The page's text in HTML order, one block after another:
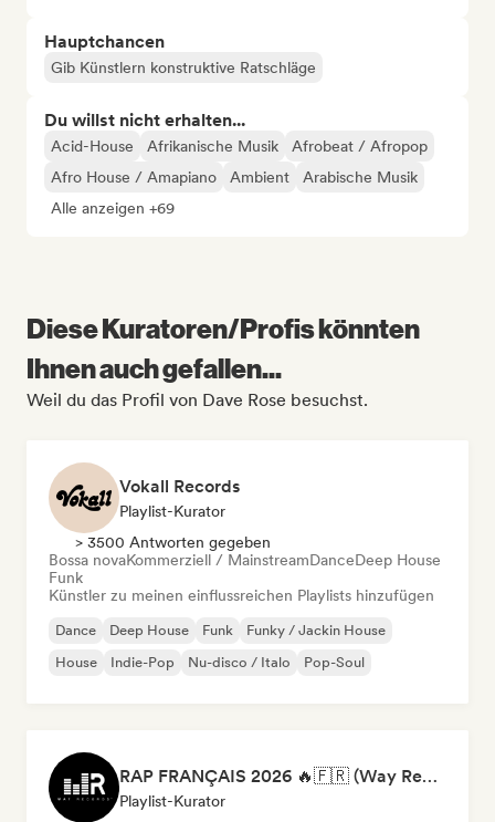
Hauptchancen
Gib Künstlern konstruktive Ratschläge
Du willst nicht erhalten...
Acid-House Afrikanische Musik
Afrobeat / Afropop
Afro House / Amapiano
Ambient
Arabische Musik
Alle anzeigen +69
Diese Kuratoren/Profis könnten
Ihnen auch gefallen...
Weil du das Profil von Dave Rose besuchst.
Vokall Records
Playlist-Kurator
> 3500 Antworten gegeben
Bossa novaKommerziell / MainstreamDanceDeep House
Funk
Künstler zu meinen einflussreichen Playlists hinzufügen
Dance Deep House Funk
Funky / Jackin House
House
Indie-Pop Nu-disco / Italo Pop-Soul
RAP FRANÇAIS 2026 🔥🇫🇷 (Way Records)
Playlist-Kurator